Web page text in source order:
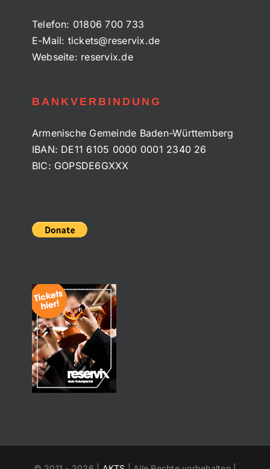
Telefon: 01806 700 733
E-Mail: tickets@reservix.de
Webseite: reservix.de
BANKVERBINDUNG
Armenische Gemeinde Baden-Württemberg
IBAN: DE11 6105 0000 0001 2340 26
BIC: GOPSDE6GXXX